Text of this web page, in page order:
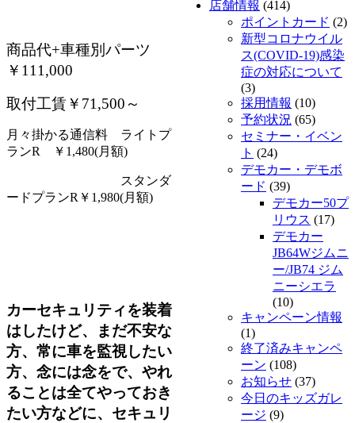
商品代+車種別パーツ
￥111,000
取付工賃￥71,500～
月々掛かる通信料 ライトプ
ランR ￥1,480(月額)
スタンダ
ードプランR￥1,980(月額)
カーセキュリティを装着
はしたけど、まだ不安な
方、常に車を監視したい
方、念には念をで、やれ
ることは全てやっておき
たい方などに、セキュリ
店舗情報 (414)
ポイントカード (2)
新型コロナウイル
ス(COVID-19)感染
症の対応について
(3)
採用情報 (10)
予約状況 (65)
セミナー・イベン
ト (24)
デモカー・デモボ
ード (39)
デモカー50プ
リウス (17)
デモカー
JB64Wジムニ
ー/JB74 ジム
ニーシエラ
(10)
キャンペーン情報
(1)
終了済みキャンペ
ーン (108)
お知らせ (37)
今日のキッズガレ
ージ (9)